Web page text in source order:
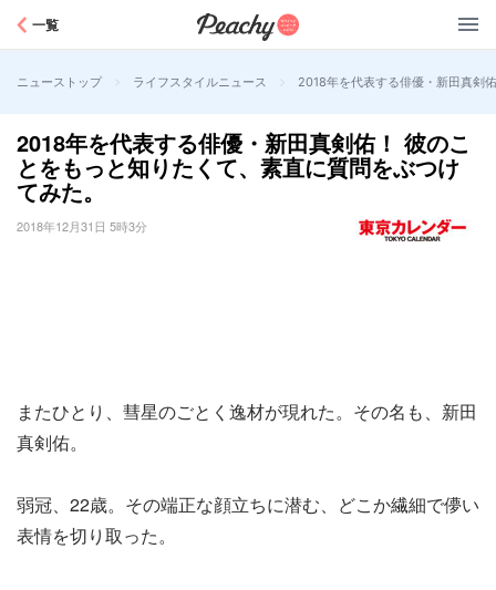
一覧
ニューストップ > ライフスタイルニュース > 2018年を代表する俳優・新田真剣
2018年を代表する俳優・新田真剣佑！ 彼のこ
とをもっと知りたくて、素直に質問をぶつけ
てみた。
2018年12月31日 5時3分
またひとり、彗星のごとく逸材が現れた。その名も、新田
真剣佑。
弱冠、22歳。その端正な顔立ちに潜む、どこか繊細で儚い
表情を切り取った。